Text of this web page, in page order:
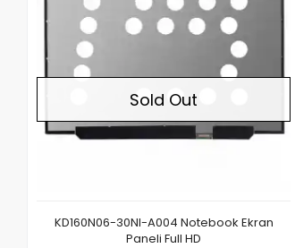
Sold Out
KD160N06-30NI-A004 Notebook Ekran
Paneli Full HD